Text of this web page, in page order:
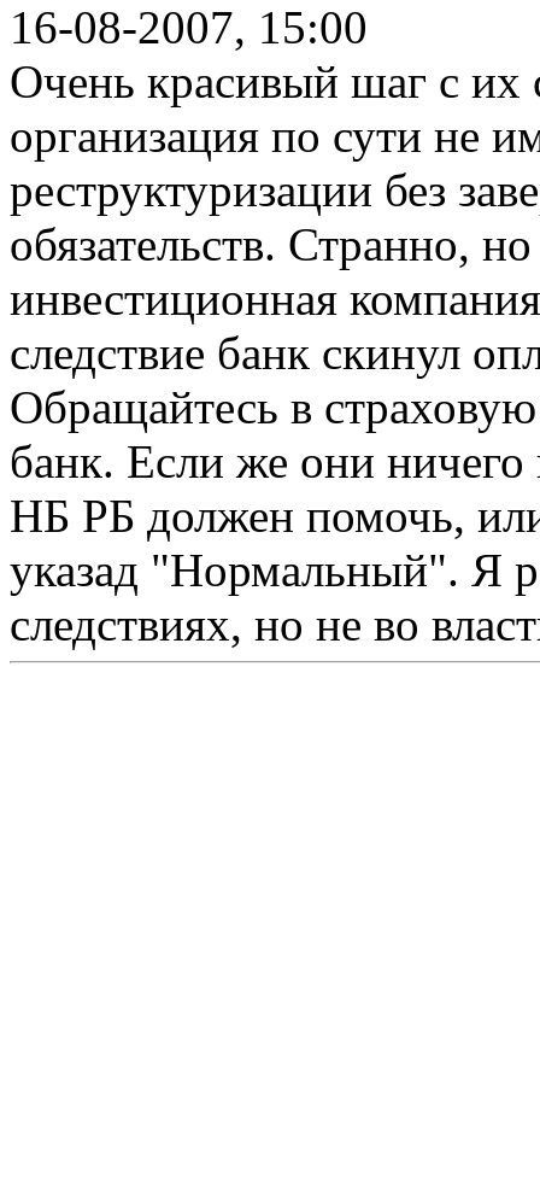
16-08-2007, 15:00
Очень красивый шаг с их
организация по сути не
реструктуризации без
обязательств. Странно,
инвестиционная
следствие банк скинул
Обращайтесь в
банк. Если же они
НБ РБ должен помочь, или
указад "Нормальный". Я
следствиях, но не во